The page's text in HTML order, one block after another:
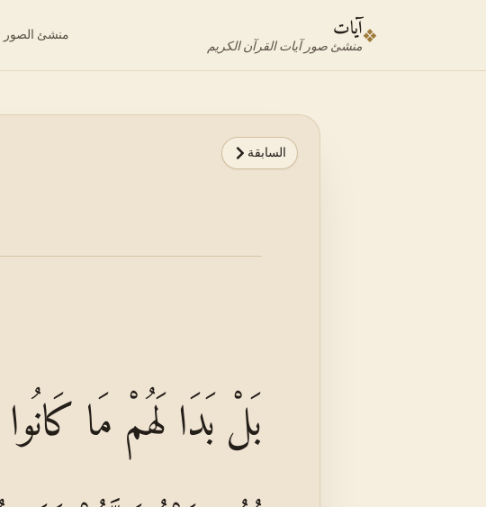
❖آيات
منشئ صور آيات القرآن الكريم
منشئ الصور
السابقة
بَلْ بَدَا لَهُمْ مَا